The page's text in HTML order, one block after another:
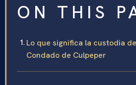
ON THIS
Lo que significa la custodia
Condado de Culpeper